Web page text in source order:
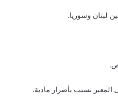
لبنان وسوريا.
المعبر تسبب بأضرار مادية.